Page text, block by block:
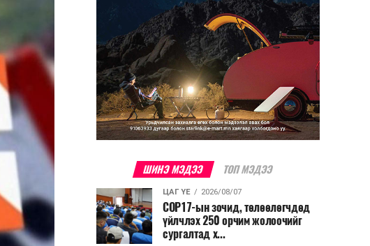
ШИНЭ МЭДЭЭ ТОП МЭДЭЭ
ЦАГ ҮЕ 2026/08/07
COP17-ын зочид, төлөөлөгчдөд
үйлчлэх 250 орчим жолоочийг
сургалтад х...